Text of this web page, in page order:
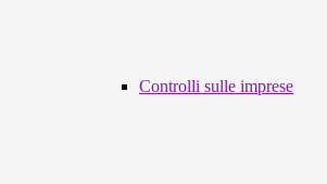
Controlli sulle imprese